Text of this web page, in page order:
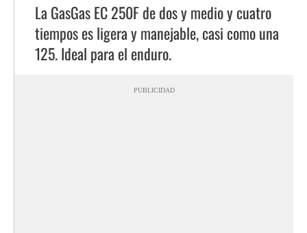
La GasGas EC 250F de dos y medio y cuatro
tiempos es ligera y manejable, casi como una
125. Ideal para el enduro.
PUBLICIDAD